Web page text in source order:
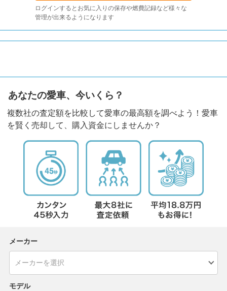
ログインするとお気に入りの保存や燃費記録など様々な
管理が出来るようになります
あなたの愛車、今いくら？
複数社の査定額を比較して愛車の最高額を調べよう！愛車
を賢く売却して、購入資金にしませんか？
メーカー
モデル